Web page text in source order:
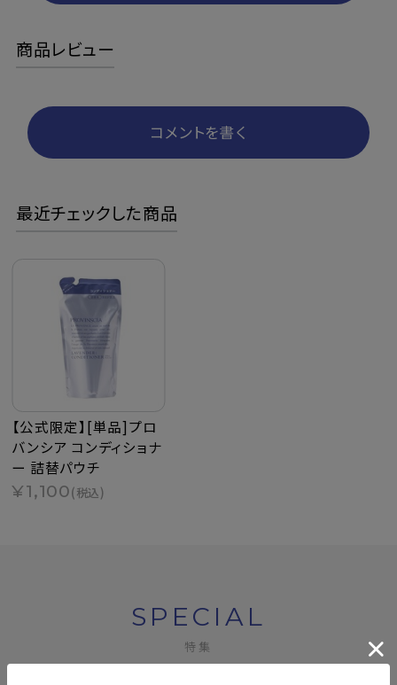
商品レビュー
コメントを書く
最近チェックした商品
【公式限定】[単品]プロ
バンシア コンディショナ
ー 詰替パウチ
¥1,100(税込)
SPECIAL
特集